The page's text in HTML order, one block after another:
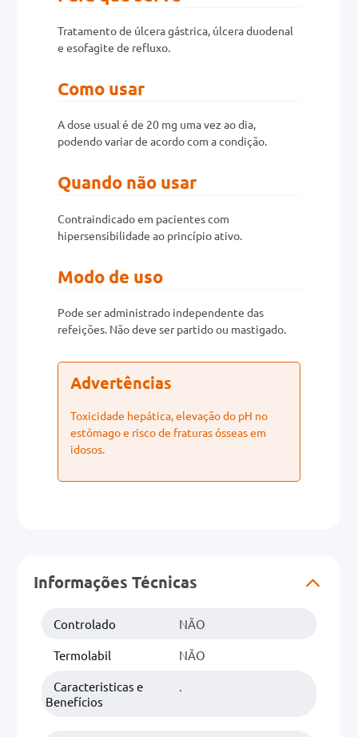
Tratamento de úlcera gástrica, úlcera duodenal
e esofagite de refluxo.
Como usar
A dose usual é de 20 mg uma vez ao dia,
podendo variar de acordo com a condição.
Quando não usar
Contraindicado em pacientes com
hipersensibilidade ao princípio ativo.
Modo de uso
Pode ser administrado independente das
refeições. Não deve ser partido ou mastigado.
Advertências
Toxicidade hepática, elevação do pH no
estômago e risco de fraturas ósseas em
idosos.
Informações Técnicas
Controlado NÃO
Termolabil NÃO
Caracteristicas e
Benefícios